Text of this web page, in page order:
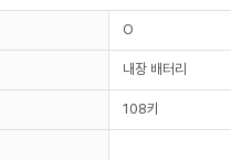
O
내장 배터리
108키